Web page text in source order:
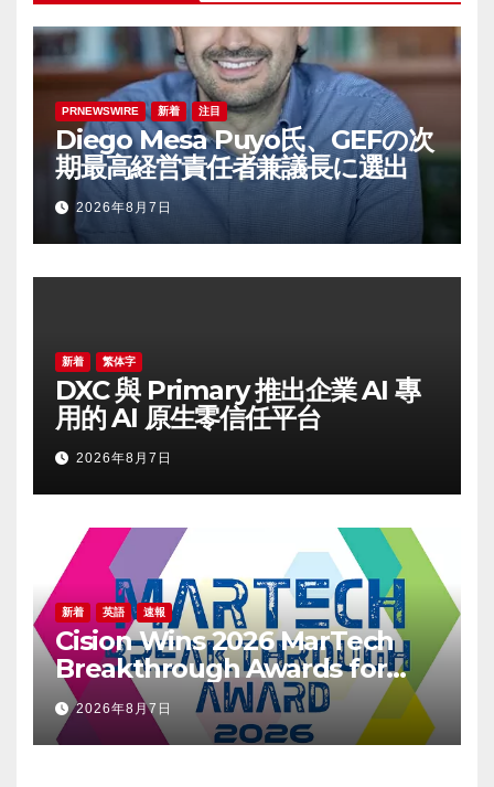
PRNEWSWIRE 新着 注目
Diego Mesa Puyo氏、GEFの次
期最高経営責任者兼議長に選出
2026年8月7日
新着 繁体字
DXC 與 Primary 推出企業 AI 專
用的 AI 原生零信任平台
2026年8月7日
新着 英語 速報
Cision Wins 2026 MarTech
Breakthrough Awards for
Social Listening, Press
Release Distribution, and
AEO
2026年8月7日